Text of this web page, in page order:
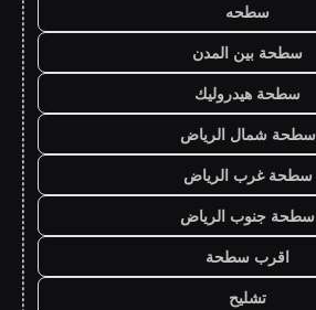
سطحه
سطحة بين المدن
سطحة هيدروليك
سطحة شمال الرياض
سطحة غرب الرياض
سطحة جنوب الرياض
اقرب سطحة
تشليح